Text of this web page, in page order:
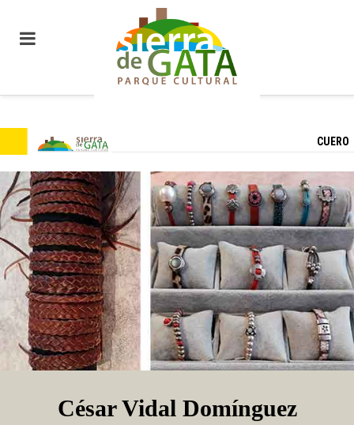
CUERO
César Vidal Domínguez